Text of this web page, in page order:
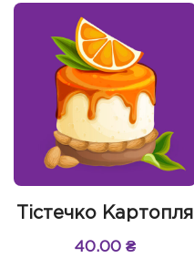
Тістечко Картопля
40.00₴